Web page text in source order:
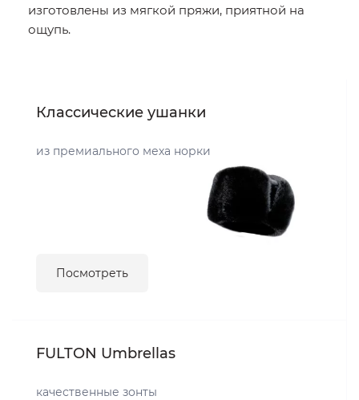
изготовлены из мягкой пряжи, приятной на
ощупь.
Классические ушанки
из премиального меха норки
Посмотреть
FULTON Umbrellas
качественные зонты